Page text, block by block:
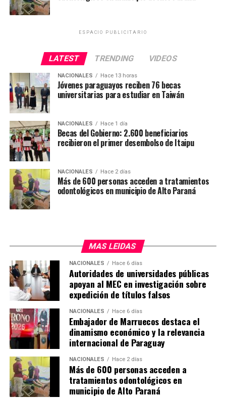
ESPACIO PUBLICITARIO
LATEST TRENDING VIDEOS
NACIONALES Hace 13 horas
Jóvenes paraguayos reciben 76 becas
universitarias para estudiar en Taiwán
NACIONALES Hace 1 día
Becas del Gobierno: 2.600 beneficiarios
recibieron el primer desembolso de Itaipu
NACIONALES Hace 2 días
Más de 600 personas acceden a tratamientos
odontológicos en municipio de Alto Paraná
MAS LEIDAS
NACIONALES Hace 6 días
Autoridades de universidades públicas
apoyan al MEC en investigación sobre
expedición de títulos falsos
NACIONALES Hace 6 días
Embajador de Marruecos destaca el
dinamismo económico y la relevancia
internacional de Paraguay
NACIONALES Hace 2 días
Más de 600 personas acceden a
tratamientos odontológicos en
municipio de Alto Paraná